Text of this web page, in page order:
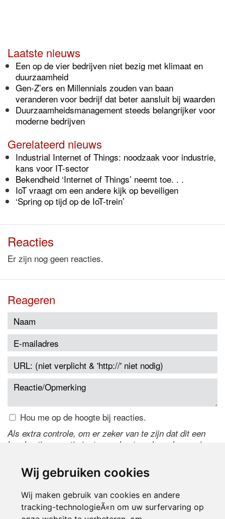
Wij gebruiken cookies
Wij maken gebruik van cookies en andere
tracking-technologieÃ«n om uw surfervaring op
Laatste nieuws
Een op de vier bedrijven niet bezig met klimaat en
duurzaamheid
Gen-Z’ers en Millennials zouden van baan
veranderen voor bedrijf dat beter aansluit bij waarden
Duurzaamheidsmanagement steeds belangrijker voor
moderne bedrijven
Gerelateerd nieuws
Industrial Internet of Things: noodzaak voor industrie,
kans voor IT-sector
Bekendheid ‘Internet of Things’ neemt toe. . .
IoT vraagt om een andere kijk op beveiligen
‘Spring op tijd op de IoT-trein’
Reacties
Er zijn nog geen reacties.
Reageren
Hou me op de hoogte bij reacties.
Als extra controle, om er zeker van te zijn dat dit een
handmatige reactie is, typ onderstaande code over in
de code te wijzigen.